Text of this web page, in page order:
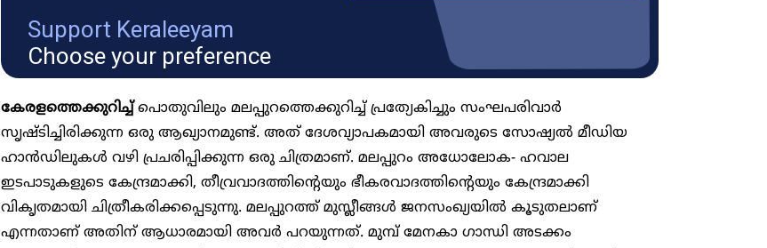
Support Keraleeyam
Choose your preference
കേരളത്തെക്കുറിച്ച് പൊതുവിലും മലപ്പുറത്തെക്കുറിച്ച് പ്രത്യേകിച്ചും സംഘപരിവാർ
സൃഷ്ടിച്ചിരിക്കുന്ന ഒരു ആഖ്യാനമുണ്ട്. അത് ദേശവ്യാപകമായി അവരുടെ സോഷ്യൽ മീഡിയ
ഹാൻഡിലുകൾ വഴി പ്രചരിപ്പിക്കുന്ന ഒരു ചിത്രമാണ്. മലപ്പുറം അധോലോക- ഹവാല
ഇടപാടുകളുടെ കേന്ദ്രമാക്കി, തീവ്രവാദത്തിന്റെയും ഭീകരവാദത്തിന്റെയും കേന്ദ്രമാക്കി
വികൃതമായി ചിത്രീകരിക്കപ്പെടുന്നു. മലപ്പുറത്ത് മുസ്ലീങ്ങൾ ജനസംഖ്യയിൽ കൂടുതലാണ്
എന്നതാണ് അതിന് ആധാരമായി അവർ പറയുന്നത്. മുമ്പ് മേനകാ ഗാന്ധി അടക്കം